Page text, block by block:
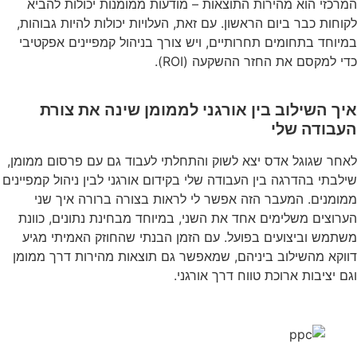
המרכזי הוא מהירות התוצאות – מודעות ממומנות יכולות להביא
לקוחות כבר ביום הראשון. עם זאת, העלויות יכולות להיות גבוהות,
במיוחד בתחומים תחרותיים, ויש צורך בניהול קמפיינים אפקטיבי
כדי למקסם את החזר ההשקעה (ROI).
איך השילוב בין אורגני לממומן שינה את צורת
העבודה שלי
לאחר שגוגל אדס יצא לשוק והתחלתי לעבוד גם עם פרסום ממומן,
שילבתי בהדרגה בין העבודה שלי בקידום אורגני לבין ניהול קמפיינים
ממומנים. המעבר הזה אפשר לי לראות בצורה ברורה איך שני
הערוצים משלימים אחד את השני, במיוחד מבחינת נתונים, כוונת
משתמש וביצועים בפועל. עם הזמן הבנתי שהחוזק האמיתי מגיע
דווקא מהשילוב ביניהם, שמאפשר גם תוצאות מהירות דרך ממומן
וגם יציבות ארוכת טווח דרך אורגני.